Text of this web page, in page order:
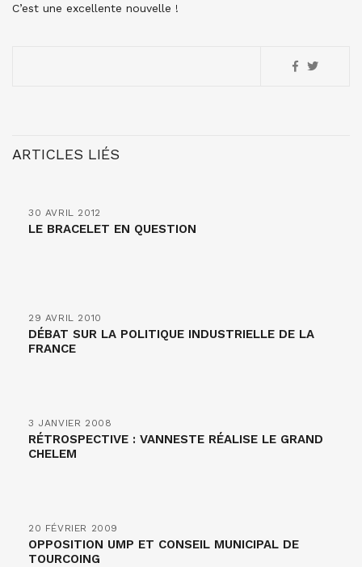
C’est une excellente nouvelle !
ARTICLES LIÉS
30 AVRIL 2012
LE BRACELET EN QUESTION
29 AVRIL 2010
DÉBAT SUR LA POLITIQUE INDUSTRIELLE DE LA
FRANCE
3 JANVIER 2008
RÉTROSPECTIVE : VANNESTE RÉALISE LE GRAND
CHELEM
20 FÉVRIER 2009
OPPOSITION UMP ET CONSEIL MUNICIPAL DE
TOURCOING